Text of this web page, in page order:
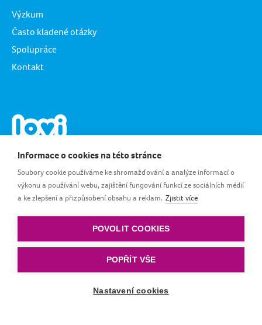
Výzkum
Často kladené otázky
Spolupráce
Kontakt
CZ_CS
|Zásady cookies
Informace o cookies na této stránce
Soubory cookie používáme ke shromažďování a analýze informací o
výkonu a používání webu, zajištění fungování funkcí ze sociálních médií
a ke zlepšení a přizpůsobení obsahu a reklam. Zjistit více
POVOLIT COOKIES
POPŘÍT VŠE
Nastavení cookies